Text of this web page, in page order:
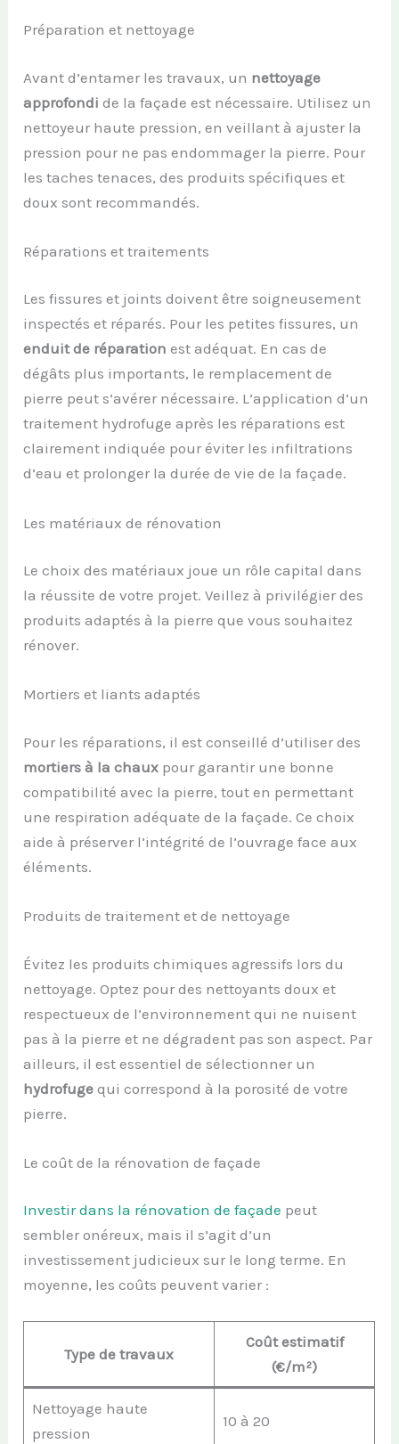
Préparation et nettoyage
Avant d’entamer les travaux, un nettoyage
approfondi de la façade est nécessaire. Utilisez un
nettoyeur haute pression, en veillant à ajuster la
pression pour ne pas endommager la pierre. Pour
les taches tenaces, des produits spécifiques et
doux sont recommandés.
Réparations et traitements
Les fissures et joints doivent être soigneusement
inspectés et réparés. Pour les petites fissures, un
enduit de réparation est adéquat. En cas de
dégâts plus importants, le remplacement de
pierre peut s’avérer nécessaire. L’application d’un
traitement hydrofuge après les réparations est
clairement indiquée pour éviter les infiltrations
d’eau et prolonger la durée de vie de la façade.
Les matériaux de rénovation
Le choix des matériaux joue un rôle capital dans
la réussite de votre projet. Veillez à privilégier des
produits adaptés à la pierre que vous souhaitez
rénover.
Mortiers et liants adaptés
Pour les réparations, il est conseillé d’utiliser des
mortiers à la chaux pour garantir une bonne
compatibilité avec la pierre, tout en permettant
une respiration adéquate de la façade. Ce choix
aide à préserver l’intégrité de l’ouvrage face aux
éléments.
Produits de traitement et de nettoyage
Évitez les produits chimiques agressifs lors du
nettoyage. Optez pour des nettoyants doux et
respectueux de l’environnement qui ne nuisent
pas à la pierre et ne dégradent pas son aspect. Par
ailleurs, il est essentiel de sélectionner un
hydrofuge qui correspond à la porosité de votre
pierre.
Le coût de la rénovation de façade
Investir dans la rénovation de façade peut
sembler onéreux, mais il s’agit d’un
investissement judicieux sur le long terme. En
moyenne, les coûts peuvent varier :
Type de travaux
Coût estimatif
(€/m²)
Nettoyage haute
pression
10 à 20